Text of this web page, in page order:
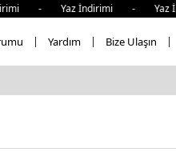
- Yaz İndirimi -
Yardım Bize Ulaşın